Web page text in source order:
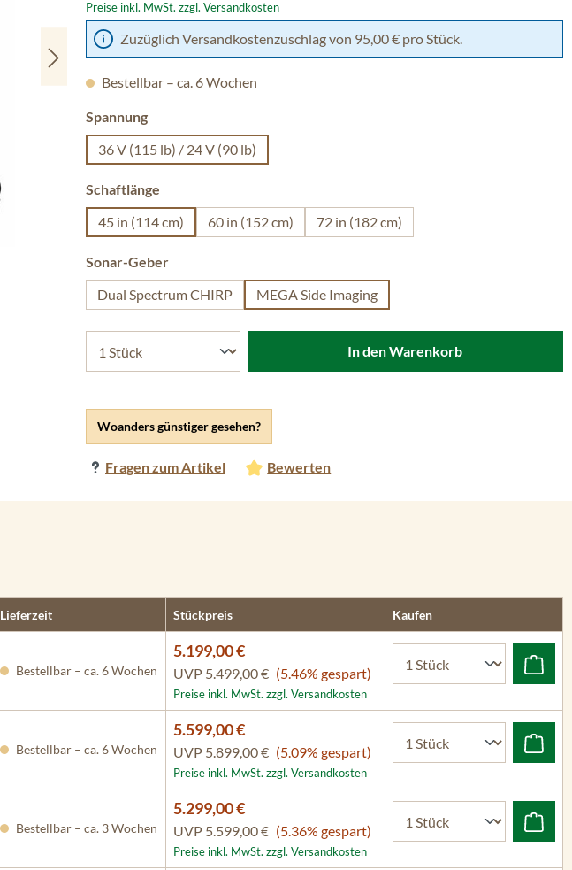
Preise inkl. MwSt. zzgl. Versandkosten
Zuzüglich Versandkostenzuschlag von 95,00 € pro Stück.
Woanders günstiger gesehen?
Fragen zum Artikel Bewerten
Bestellbar – ca. 6 Wochen
Spannungauswählen
36 V (115 lb) / 24 V (90 lb)
Schaftlänge
45 in (114 cm)
60 in (152 cm) 72 in (182 cm)
Sonar-Geberauswählen
Dual Spectrum CHIRP
MEGA Side Imaging
In den Warenkorb
Lieferzeit Stückpreis Kaufen
Bestellbar – ca. 6 Wochen
5.199,00 €
UVP 5.499,00 € (5.46% gespart)
Preise inkl. MwSt. zzgl. Versandkosten
Bestellbar – ca. 6 Wochen
5.599,00 €
UVP 5.899,00 € (5.09% gespart)
Preise inkl. MwSt. zzgl. Versandkosten
Bestellbar – ca. 3 Wochen
5.299,00 €
UVP 5.599,00 € (5.36% gespart)
Preise inkl. MwSt. zzgl. Versandkosten